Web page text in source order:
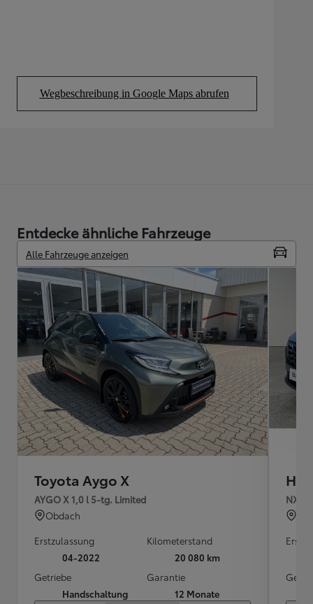
Wegbeschreibung in Google Maps abrufen
(Opens in new tab)
Entdecke ähnliche Fahrzeuge
Alle Fahrzeuge anzeigen
Toyota Aygo X
AYGO X 1,0 l 5-tg. Limited
Obdach
Erstzulassung
04-2022
Kilometerstand
20 080 km
Getriebe
Handschaltung
Garantie
12 Monate
NX4